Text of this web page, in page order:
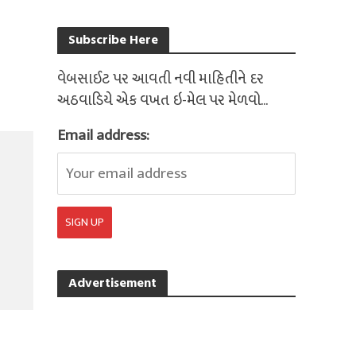
Subscribe Here
વેબસાઈટ પર આવતી નવી માહિતીને દર
અઠવાડિયે એક વખત ઇ-મેલ પર મેળવો...
Email address:
Advertisement